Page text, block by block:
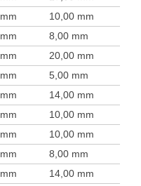
10,00 mm
8,00 mm
20,00 mm
5,00 mm
14,00 mm
10,00 mm
10,00 mm
8,00 mm
14,00 mm